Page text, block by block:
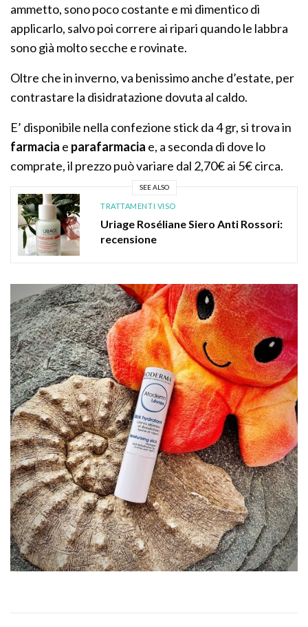
ammetto, sono poco costante e mi dimentico di
applicarlo, salvo poi correre ai ripari quando le labbra
sono già molto secche e rovinate.
Oltre che in inverno, va benissimo anche d’estate, per
contrastare la disidratazione dovuta al caldo.
E’ disponibile nella confezione stick da 4 gr, si trova in
farmacia e parafarmacia e, a seconda di dove lo
comprate, il prezzo può variare dal 2,70€ ai 5€ circa.
SEE ALSO
TRATTAMENTI VISO
Uriage Roséliane Siero Anti Rossori:
recensione